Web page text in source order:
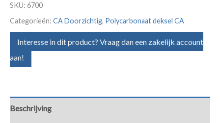
SKU: 6700
Categorieën: CA Doorzichtig, Polycarbonaat deksel CA
Interesse in dit product? Vraag dan een zakelijk account
aan!
Beschrijving